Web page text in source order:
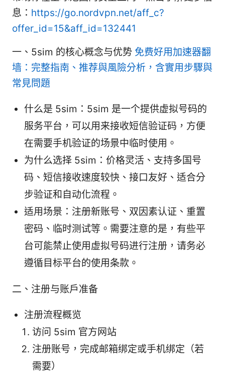
息： https://go.nordvpn.net/aff_c?
offer_id=15&aff_id=132441
一、5sim 的核心概念与优势 免费好用加速器翻
墙：完整指南、推荐與風險分析，含實用步驟與
常見問題
什么是 5sim：5sim 是一个提供虚拟号码的
服务平台，可以用来接收短信验证码，方便
在需要手机验证的场景中临时使用。
为什么选择 5sim：价格灵活、支持多国号
码、短信接收速度较快、接口友好、适合分
步验证和自动化流程。
适用场景：注册新账号、双因素认证、重置
密码、临时测试等。需要注意的是，有些平
台可能禁止使用虚拟号码进行注册，请务必
遵循目标平台的使用条款。
二、注册与账户准备
注册流程概览
访问 5sim 官方网站
注册账号，完成邮箱绑定或手机绑定（若
需要）